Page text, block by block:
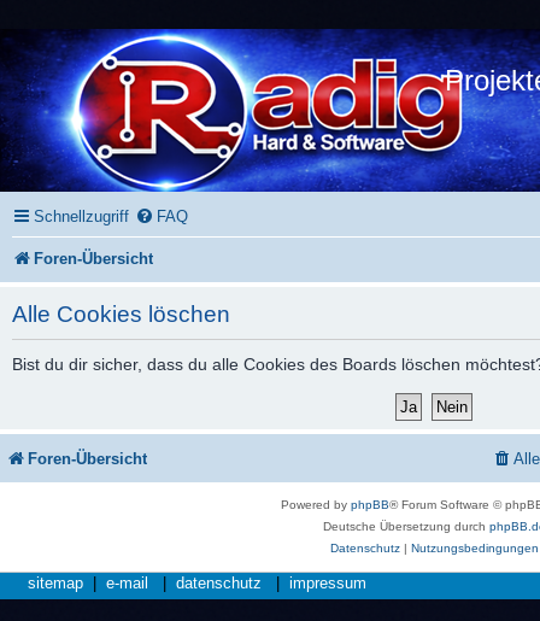
Schnellzugriff FAQ
Foren-Übersicht
Alle Cookies löschen
Bist du dir sicher, dass du alle Cookies des Boards löschen
Foren-Übersicht
Powered byphpBB® Forum Software ©
Deutsche Übersetzung durch
Datenschutz| Nutzungsbedingungen
sitemap e-mail datenschutz impressum